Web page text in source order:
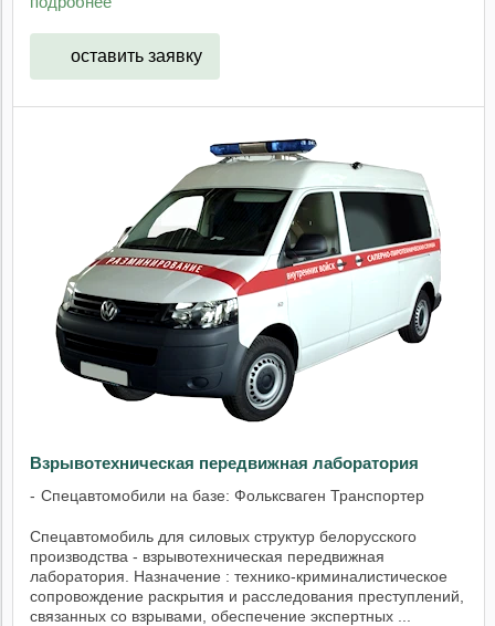
оставить заявку
Взрывотехническая передвижная лаборатория
Спецавтомобили на базе: Фольксваген Транспортер
Спецавтомобиль для силовых структур белорусского
производства - взрывотехническая передвижная
лаборатория. Назначение : технико-криминалистическое
сопровождение раскрытия и расследования преступлений,
связанных со взрывами, обеспечение экспертных ...